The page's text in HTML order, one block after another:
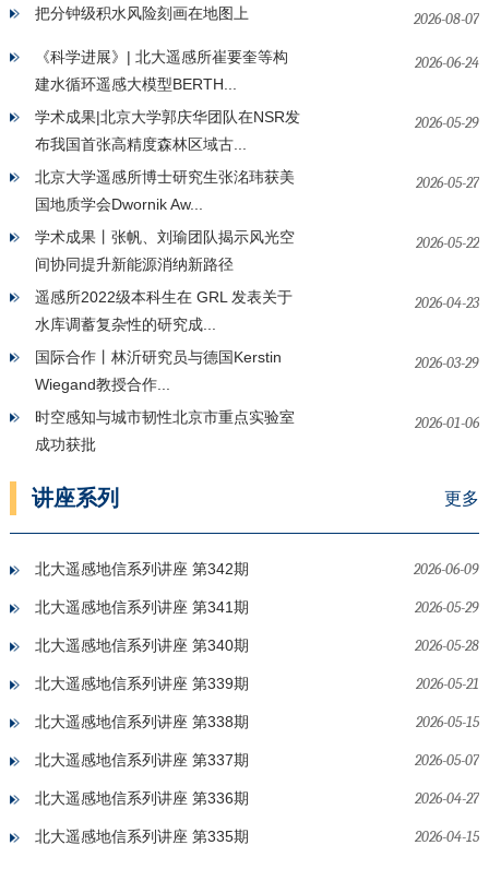
2026-08-07
把分钟级积水风险刻画在地图上
2026-06-24
《科学进展》| 北大遥感所崔要奎等构
建水循环遥感大模型BERTH...
2026-05-29
学术成果|北京大学郭庆华团队在NSR发
布我国首张高精度森林区域古...
2026-05-27
北京大学遥感所博士研究生张洺玮获美
国地质学会Dwornik Aw...
2026-05-22
学术成果丨张帆、刘瑜团队揭示风光空
间协同提升新能源消纳新路径
2026-04-23
遥感所2022级本科生在 GRL 发表关于
水库调蓄复杂性的研究成...
2026-03-29
国际合作丨林沂研究员与德国Kerstin
Wiegand教授合作...
2026-01-06
时空感知与城市韧性北京市重点实验室
成功获批
讲座系列 更多
2026-06-09
北大遥感地信系列讲座 第342期
2026-05-29
北大遥感地信系列讲座 第341期
2026-05-28
北大遥感地信系列讲座 第340期
2026-05-21
北大遥感地信系列讲座 第339期
2026-05-15
北大遥感地信系列讲座 第338期
2026-05-07
北大遥感地信系列讲座 第337期
2026-04-27
北大遥感地信系列讲座 第336期
2026-04-15
北大遥感地信系列讲座 第335期